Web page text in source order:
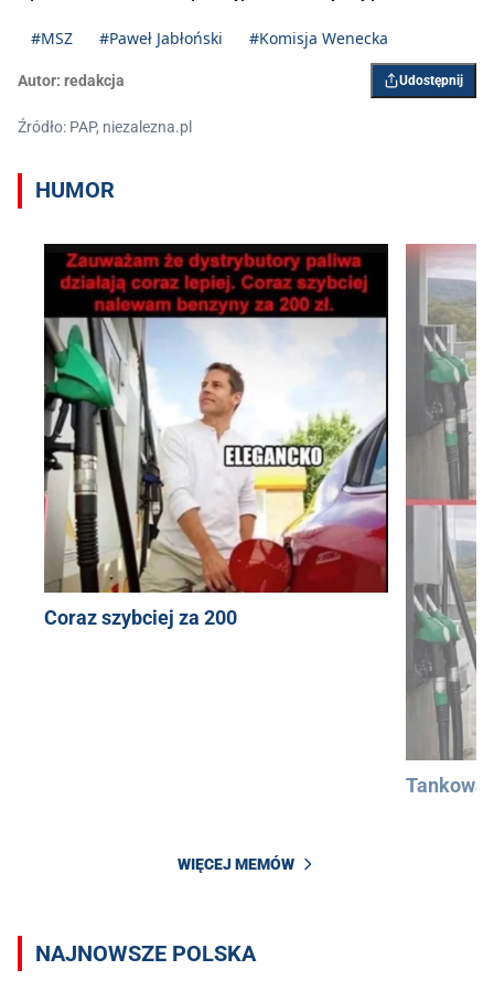
#MSZ #Paweł Jabłoński #Komisja Wenecka
Autor: redakcja Udostępnij
Źródło: PAP, niezalezna.pl
HUMOR
Coraz szybciej za 200
WIĘCEJ MEMÓW
NAJNOWSZE POLSKA